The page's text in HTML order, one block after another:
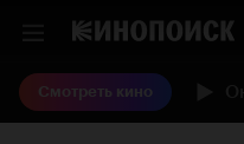
Смотреть кино